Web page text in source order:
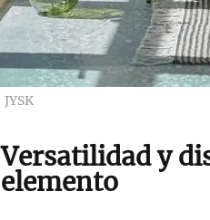
JYSK
Versatilidad y
elemento